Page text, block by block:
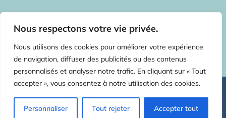
Nous respectons votre vie privée.
Nous utilisons des cookies pour améliorer votre expérience
de navigation, diffuser des publicités ou des contenus
personnalisés et analyser notre trafic. En cliquant sur « Tout
accepter », vous consentez à notre utilisation des cookies.
Personnaliser Tout rejeter Accepter tout
©2026 La Source en Soi – Tous droits réservés | Centre de médecines
Physiothérapie Ostéopathie Acupuncture Naturopathie Cours prénataux